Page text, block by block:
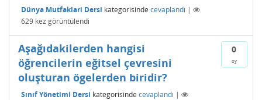
Dünya Mutfaklari Dersi kategorisinde cevaplandı |
629 kez görüntülendi
0
oy
Aşağıdakilerden hangisi
öğrencilerin eğitsel çevresini
oluşturan ögelerden biridir?
Sınıf Yönetimi Dersi kategorisinde cevaplandı |